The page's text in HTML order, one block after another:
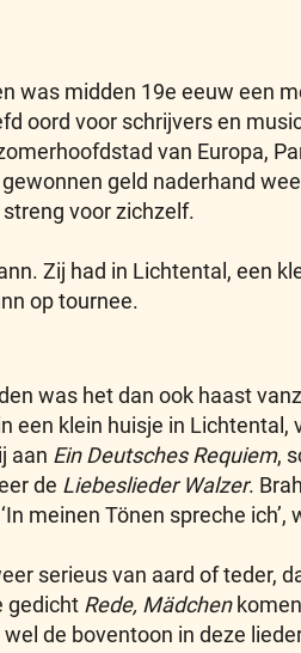
was midden 19e eeuw een
oord voor schrijvers en
van Europa,
geld naderhand
voor zichzelf.
Zij had in Lichtental, een
op tournee.
was het dan ook haast
klein huisje in
aan Ein Deutsches Requiem,
de Liebeslieder Walzer.
meinen Tönen spreche
serieus van aard of teder,
gedicht Rede, Mädchenkomen
de boventoon in deze